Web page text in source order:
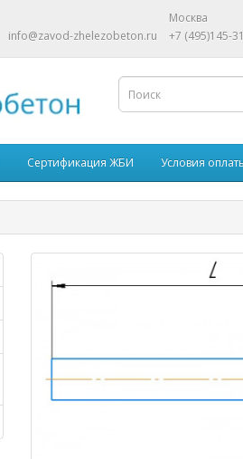
info@zavod-zhelezobeton.ru
Москва
+7 (495)145-
Сертификация ЖБИ Условия